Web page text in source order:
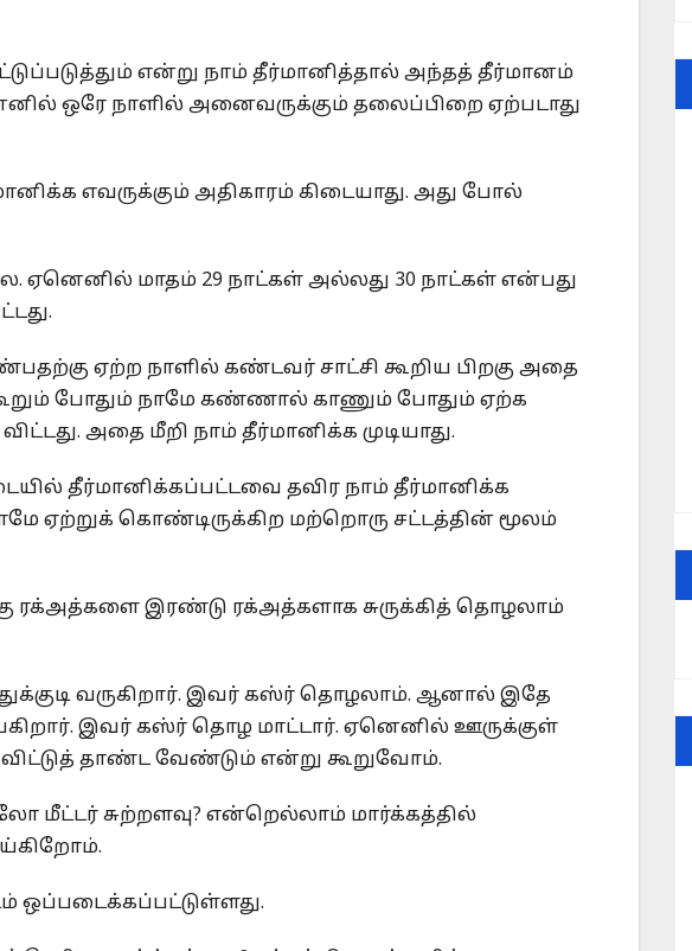
என்று நாம் தீர்மானித்தால் அந்தத் தீர்மானம்
ஒரே நாளில் அனைவருக்கும் தலைப்பிறை ஏற்படாது
எவருக்கும் அதிகாரம் கிடையாது. அது போல்
ஏனெனில் மாதம் 29 நாட்கள் அல்லது 30 நாட்கள் என்பது
ஏற்ற நாளில் கண்டவர் சாட்சி கூறிய பிறகு அதை
கூறும் போதும் நாமே கண்ணால் காணும் போதும் ஏற்க
அதை மீறி நாம் தீர்மானிக்க முடியாது.
தீர்மானிக்கப்பட்டவை தவிர நாம் தீர்மானிக்க
ஏற்றுக் கொண்டிருக்கிற மற்றொரு சட்டத்தின் மூலம்
இரண்டு ரக்அத்களாக சுருக்கித் தொழலாம்
வருகிறார். இவர் கஸ்ர் தொழலாம். ஆனால் இதே
இவர் கஸ்ர் தொழ மாட்டார். ஏனெனில் ஊருக்குள்
தாண்ட வேண்டும் என்று கூறுவோம்.
சுற்றளவு? என்றெல்லாம் மார்க்கத்தில்
ஒப்படைக்கப்பட்டுள்ளது.